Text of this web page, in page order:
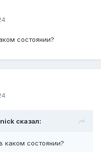
состоянии?
сказал:
каком состоянии?